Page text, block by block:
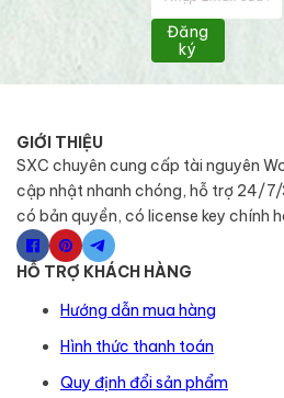
Đăng
ký
GIỚI THIỆU
SXC chuyên cung cấp tài nguyên
cập nhật nhanh chóng, hỗ trợ 24/
có bản quyền, có license key chính
HỖ TRỢ KHÁCH HÀNG
Hướng dẫn mua hàng
Hình thức thanh toán
Quy định đổi sản phẩm